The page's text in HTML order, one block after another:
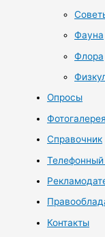
Фауна
Флора
Опросы
Фотогалерея
Справочник
Контакты